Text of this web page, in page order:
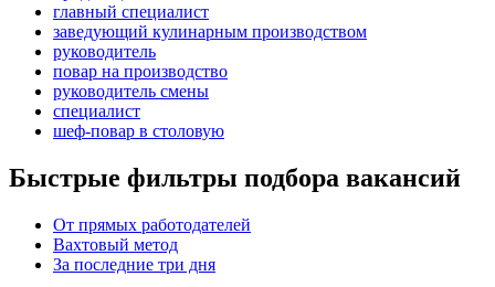
главный специалист
заведующий кулинарным производством
руководитель
повар на производство
руководитель смены
специалист
шеф-повар в столовую
Быстрые фильтры подбора вакансий
От прямых работодателей
Вахтовый метод
За последние три дня